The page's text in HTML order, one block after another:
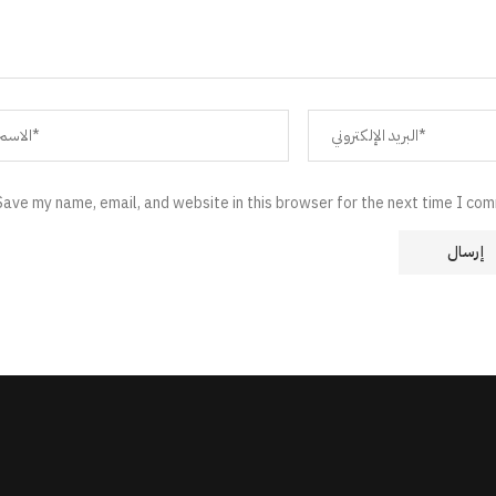
my name, email, and website in this browser for the next time I